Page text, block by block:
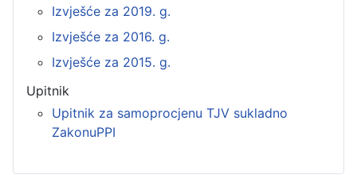
Izvješće za 2019. g.
Izvješće za 2016. g.
Izvješće za 2015. g.
Upitnik
Upitnik za samoprocjenu TJV sukladno
ZakonuPPI